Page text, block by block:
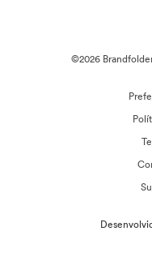
©2026